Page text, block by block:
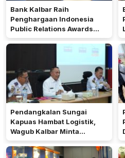
Bank Kalbar Raih
Penghargaan Indonesia
Public Relations Awards
2026
Pendangkalan Sungai
Kapuas Hambat Logistik,
Wagub Kalbar Minta
Pengerukan Diprioritaskan